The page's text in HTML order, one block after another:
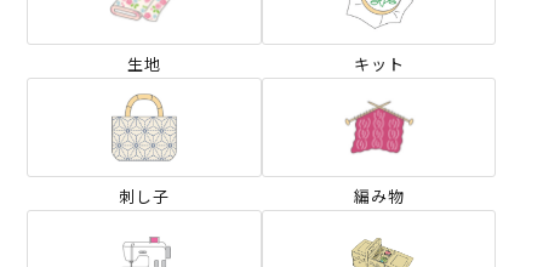
生地 キット
刺し子 編み物